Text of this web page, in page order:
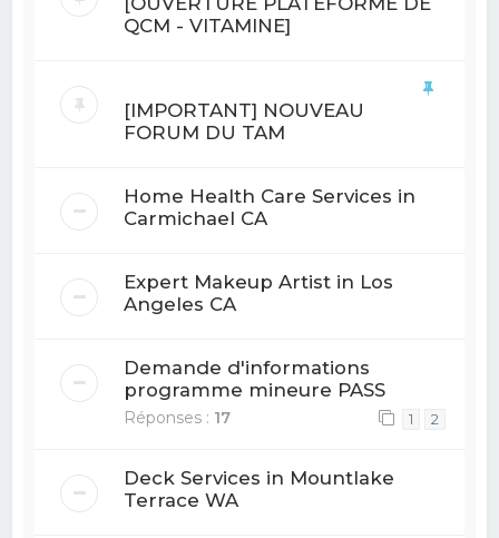
QCM - VITAMINE]
[IMPORTANT] NOUVEAU
FORUM DU TAM
Home Health Care Services in
Carmichael CA
Expert Makeup Artist in Los
Angeles CA
Demande d'informations
programme mineure PASS
Réponses : 17 1 2
Deck Services in Mountlake
Terrace WA